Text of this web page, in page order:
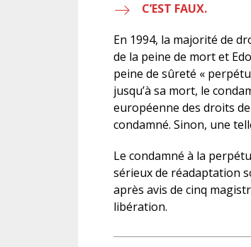
C’EST FAUX.
En 1994, la majorité de
de la peine de mort et
peine de sûreté «
jusqu’à sa mort, le
européenne des droits
condamné. Sinon, une
Le condamné à la
sérieux de réadaptation
après avis de cinq
libération.